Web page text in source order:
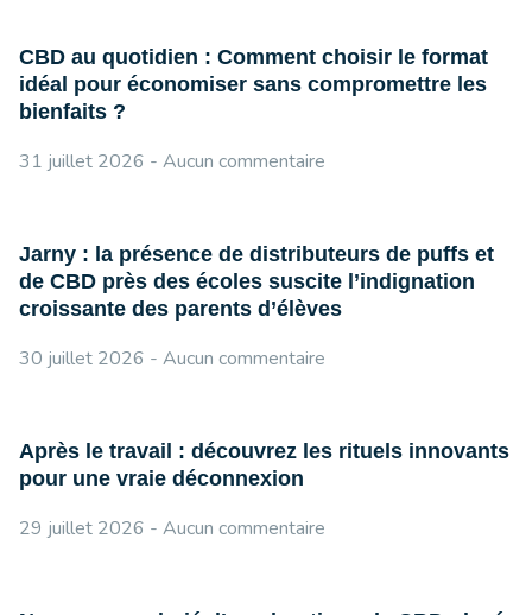
CBD au quotidien : Comment choisir le format
idéal pour économiser sans compromettre les
bienfaits ?
31 juillet 2026 Aucun commentaire
Jarny : la présence de distributeurs de puffs et
de CBD près des écoles suscite l’indignation
croissante des parents d’élèves
30 juillet 2026 Aucun commentaire
Après le travail : découvrez les rituels innovants
pour une vraie déconnexion
29 juillet 2026 Aucun commentaire